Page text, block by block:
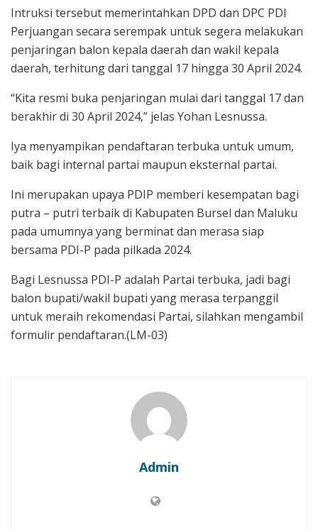
Intruksi tersebut memerintahkan DPD dan DPC PDI
Perjuangan secara serempak untuk segera melakukan
penjaringan balon kepala daerah dan wakil kepala
daerah, terhitung dari tanggal 17 hingga 30 April 2024.
“Kita resmi buka penjaringan mulai dari tanggal 17 dan
berakhir di 30 April 2024,” jelas Yohan Lesnussa.
Iya menyampikan pendaftaran terbuka untuk umum,
baik bagi internal partai maupun eksternal partai.
Ini merupakan upaya PDIP memberi kesempatan bagi
putra – putri terbaik di Kabupaten Bursel dan Maluku
pada umumnya yang berminat dan merasa siap
bersama PDI-P pada pilkada 2024.
Bagi Lesnussa PDI-P adalah Partai terbuka, jadi bagi
balon bupati/wakil bupati yang merasa terpanggil
untuk meraih rekomendasi Partai, silahkan mengambil
formulir pendaftaran.(LM-03)
Admin